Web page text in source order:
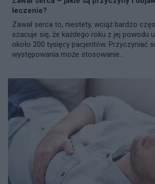
leczenie?
Zawał serca to, niestety, wciąż bardzo
szacuje się, że każdego roku z jej powodu
około 200 tysięcy pacjentów. Przyczyniać
występowania może stosowanie...